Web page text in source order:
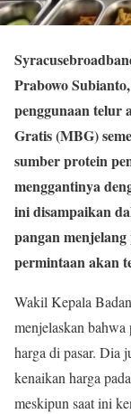
Prabowo
penggunaan telur
Gratis (MBG)
sumber protein
menggantinya
ini disampaikan
pangan
permintaan akan
Wakil Kepala
menjelaskan
harga di pasar. Dia
kenaikan harga
meskipun saat ini